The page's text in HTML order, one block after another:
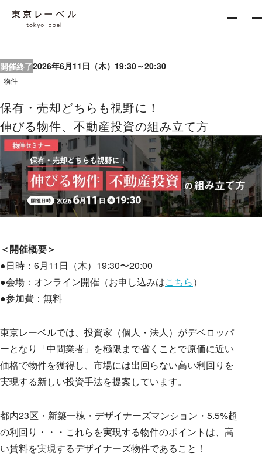
About
Services
新築一棟企画事業
収益不動産開発事業
不動産再生事業
Works
Blog
Seminar
Recruit
開催終了2026年6月11日（木）19:30～20:30
物件
保有・売却どちらも視野に！
伸びる物件、不動産投資の組み立て方
＜開催概要＞
●日時：6月11日（木）19:30〜20:00
●会場：オンライン開催（お申し込みはこちら）
●参加費：無料
東京レーベルでは、投資家（個人・法人）がデベロッパ
ーとなり「中間業者」を極限まで省くことで原価に近い
価格で物件を獲得し、市場には出回らない高い利回りを
実現する新しい投資手法を提案しています。
都内23区・新築一棟・デザイナーズマンション・5.5%超
の利回り・・・これらを実現する物件のポイントは、高
い賃料を実現するデザイナーズ物件であること！